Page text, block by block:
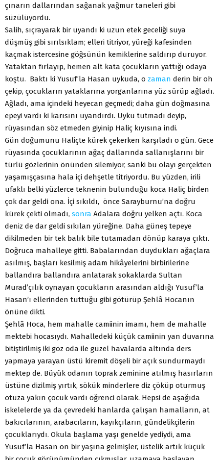
çınarın dallarından sağanak yağmur taneleri gibi
süzülüyordu.
Salih, sıçrayarak bir uyandı ki uzun etek geceliği suya
düşmüş gibi sırılsıklam; elleri titriyor, yüreği kafesinden
kaçmak istercesine göğsünün kemiklerine saldırıp duruyor.
Yataktan fırlayıp, hemen alt kata çocukların yattığı odaya
koştu. Baktı ki Yusuf’la Hasan uykuda, o zaman derin bir oh
çekip, çocukların yataklarına yorganlarına yüz sürüp ağladı.
Ağladı, ama içindeki heyecan geçmedi; daha gün doğmasına
epeyi vardı ki karısını uyandırdı. Uyku tutmadı deyip,
rüyasından söz etmeden giyinip Haliç kıyısına indi.
Gün doğumunu Haliçte kürek çekerken karşıladı o gün. Gece
rüyasında çocuklarının ağaç dallarında sallanışlarını bir
türlü gözlerinin önünden silemiyor, sanki bu olayı gerçekten
yaşamışçasına hala içi dehşetle titriyordu. Bu yüzden, irili
ufaklı belki yüzlerce teknenin bulunduğu koca Haliç birden
çok dar geldi ona. İçi sıkıldı, önce Sarayburnu’na doğru
kürek çekti olmadı, sonra Adalara doğru yelken açtı. Koca
deniz de dar geldi sıkılan yüreğine. Daha güneş tepeye
dikilmeden bir tek balık bile tutamadan dönüp karaya çıktı.
Doğruca mahalleye gitti. Babalarından duydukları ağaçlara
asılmış, başları kesilmiş adam hikâyelerini birbirilerine
ballandıra ballandıra anlatarak sokaklarda Sultan
Murad’çılık oynayan çocukların arasından aldığı Yusuf’la
Hasan’ı ellerinden tuttuğu gibi götürüp Şehlâ Hocanın
önüne dikti.
Şehlâ Hoca, hem mahalle camiinin imamı, hem de mahalle
mektebi hocasıydı. Mahalledeki küçük camiinin yan duvarına
bitiştirilmiş iki göz oda ile güzel havalarda altında ders
yapmaya yarayan üstü kiremit döşeli bir açık sundurmaydı
mektep de. Büyük odanın toprak zeminine atılmış hasırların
üstüne dizilmiş yırtık, sökük minderlere diz çöküp oturmuş
otuza yakın çocuk vardı öğrenci olarak. Hepsi de aşağıda
iskelelerde ya da çevredeki hanlarda çalışan hamalların, at
bakıcılarının, arabacıların, kayıkçıların, gündelikçilerin
çocuklarıydı. Okula başlama yaşı genelde yediydi, ama
Yusuf’la Hasan on bir yaşına gelmişler, üstelik artık küçük